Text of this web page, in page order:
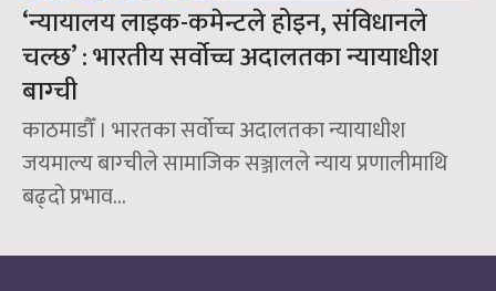
‘न्यायालय लाइक-कमेन्टले होइन, संविधानले
चल्छ’ : भारतीय सर्वोच्च अदालतका न्यायाधीश
बाग्ची
काठमाडौँ । भारतका सर्वोच्च अदालतका न्यायाधीश
जयमाल्य बाग्चीले सामाजिक सञ्जालले न्याय प्रणालीमाथि
बढ्दो प्रभाव...